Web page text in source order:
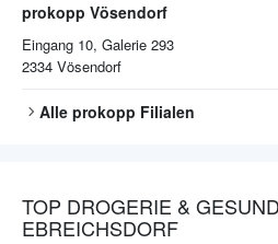
prokopp Vösendorf
Eingang 10, Galerie 293
2334 Vösendorf
Alle prokopp Filialen
TOP DROGERIE &
EBREICHSDORF